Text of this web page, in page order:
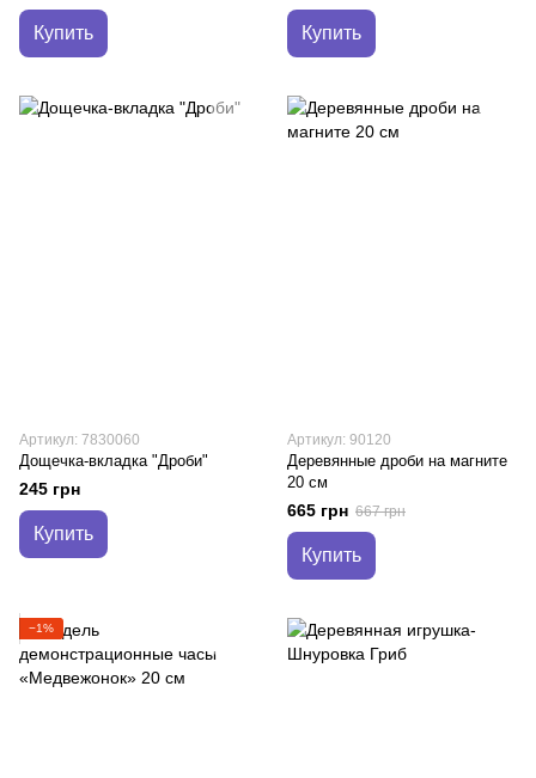
Купить Купить
Артикул: 7830060
Дощечка-вкладка "Дроби"
245 грн
Купить
Артикул: 90120
Деревянные дроби на магните
20 см
665 грн 667 грн
Купить
−1%